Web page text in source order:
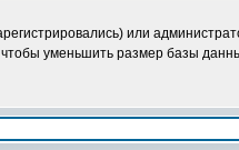
или
уменьшить размер базы